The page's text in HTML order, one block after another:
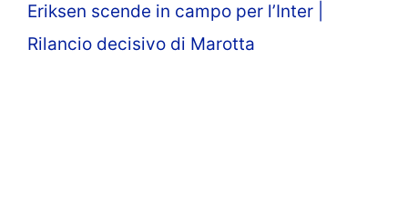
Eriksen scende in campo per l’Inter |
Rilancio decisivo di Marotta